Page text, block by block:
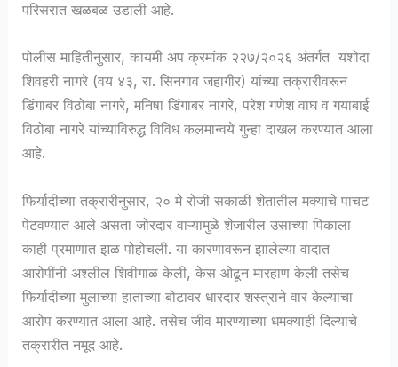
परिसरात खळबळ उडाली आहे.
पोलीस माहितीनुसार, कायमी अप क्रमांक २२७/२०२६ अंतर्गत यशोदा
शिवहरी नागरे (वय ४३, रा. सिनगाव जहागीर) यांच्या तक्रारीवरून
डिंगाबर विठोबा नागरे, मनिषा डिंगाबर नागरे, परेश गणेश वाघ व गयाबाई
विठोबा नागरे यांच्याविरुद्ध विविध कलमान्वये गुन्हा दाखल करण्यात आला
आहे.
फिर्यादीच्या तक्रारीनुसार, २० मे रोजी सकाळी शेतातील मक्याचे पाचट
पेटवण्यात आले असता जोरदार वाऱ्यामुळे शेजारील उसाच्या पिकाला
काही प्रमाणात झळ पोहोचली. या कारणावरून झालेल्या वादात
आरोपींनी अश्लील शिवीगाळ केली, केस ओढून मारहाण केली तसेच
फिर्यादीच्या मुलाच्या हाताच्या बोटावर धारदार शस्त्राने वार केल्याचा
आरोप करण्यात आला आहे. तसेच जीव मारण्याच्या धमक्याही दिल्याचे
तक्रारीत नमूद आहे.